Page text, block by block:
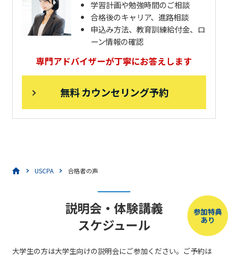
学習計画や勉強時間のご相談
合格後のキャリア、進路相談
申込み方法、教育訓練給付金、ロ
ーン情報の確認
専門アドバイザーが丁寧にお答えします
無料 カウンセリング予約
USCPA 合格者の声
参加特典
あり
説明会・体験講義
スケジュール
大学生の方は大学生向けの説明会にご参加ください。ご予約は